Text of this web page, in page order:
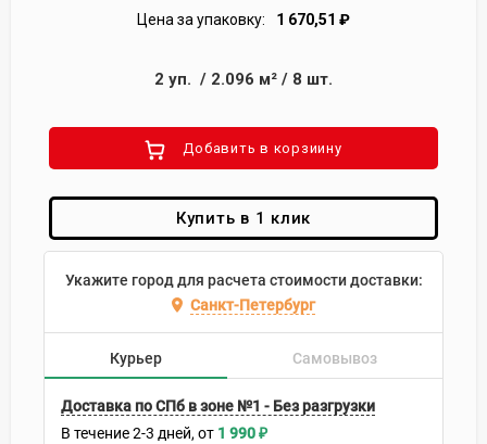
Цена за упаковку:
1 670,51 ₽
2 уп. / 2.096 м² / 8 шт.
Добавить в корзиину
Купить в 1 клик
Укажите город для расчета стоимости доставки:
Санкт-Петербург
Курьер Самовывоз
Доставка по СПб в зоне №1 - Без разгрузки
В течение2-3 дней 1 990₽